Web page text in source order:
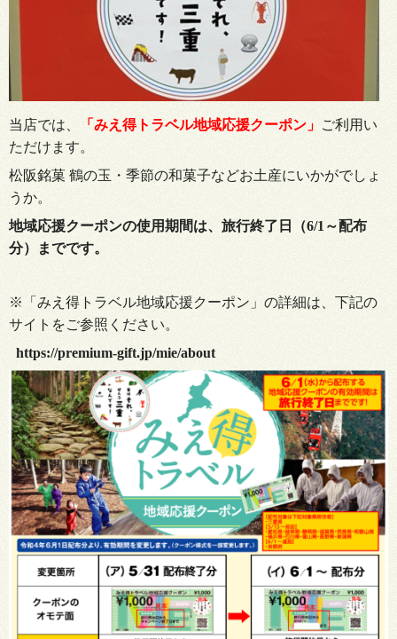
当店では、 「みえ得トラベル地域応援クーポン」 ご利用い
ただけます。
松阪銘菓 鶴の玉・季節の和菓子などお土産にいかがでしょ
うか。
地域応援クーポンの使用期間は、旅行終了日（6/1～配布
分）
までです。
※「み え得トラベル地域応援クーポン」の詳細は、下記の
サイトをご参照ください。
https://premium-gift.jp/mie/about